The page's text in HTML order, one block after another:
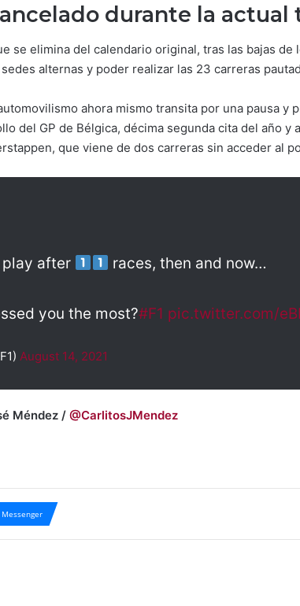
durante la actual
se elimina del calendario original, tras las bajas
alternas y poder realizar las 23 carreras
ahora mismo transita por una pausa y
del GP de Bélgica, décima segunda cita del año
que viene de dos carreras sin acceder al
after races, then and now…
you the most?#F1 pic.twitter.com/
August 14, 2021
Méndez / @CarlitosJMendez
Messenger